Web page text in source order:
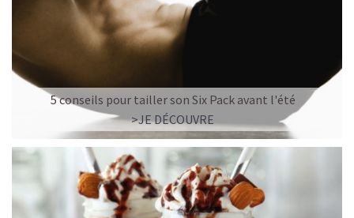
Pour les accros au chocolat qui veulent booster leurs
journées avec goût et équilibre.
Découvrir le Mocha Glacé Protéiné
🍵 MATCHA LATTE GLACÉ
5 conseils pour tailler son Six Pack avant l'été
>JE DÉCOUVRE